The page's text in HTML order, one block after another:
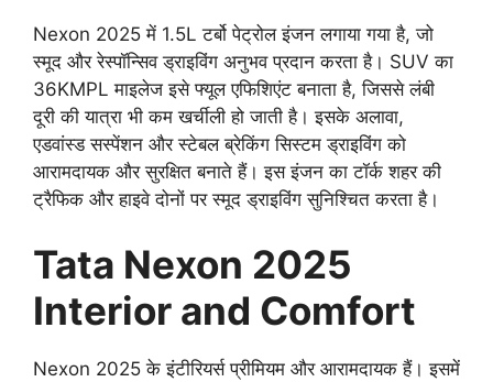
Nexon 2025 में 1.5L टर्बो पेट्रोल इंजन लगाया गया है, जो
स्मूद और रेस्पॉन्सिव ड्राइविंग अनुभव प्रदान करता है। SUV का
36KMPL माइलेज इसे फ्यूल एफिशिएंट बनाता है, जिससे लंबी
दूरी की यात्रा भी कम खर्चीली हो जाती है। इसके अलावा,
एडवांस्ड सस्पेंशन और स्टेबल ब्रेकिंग सिस्टम ड्राइविंग को
आरामदायक और सुरक्षित बनाते हैं। इस इंजन का टॉर्क शहर की
ट्रैफिक और हाइवे दोनों पर स्मूद ड्राइविंग सुनिश्चित करता है।
Tata Nexon 2025
Interior and Comfort
Nexon 2025 के इंटीरियर्स प्रीमियम और आरामदायक हैं। इसमें